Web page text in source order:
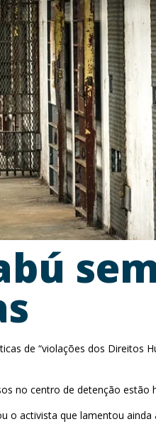
de “violações dos Direitos
no centro de detenção estão
o activista que lamentou